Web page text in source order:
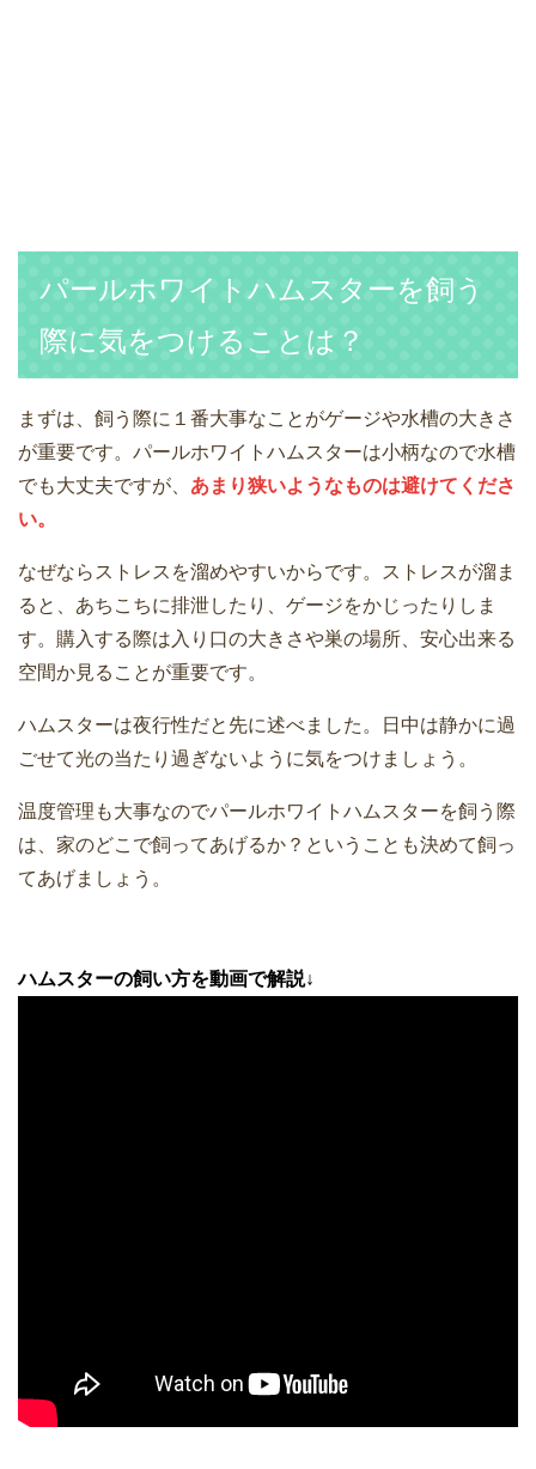
パールホワイトハムスターを飼う
際に気をつけることは？
まずは、飼う際に１番大事なことがゲージや水槽の大きさ
が重要です。パールホワイトハムスターは小柄なので水槽
でも大丈夫ですが、 あまり狭いようなものは避けてくださ
い。
なぜならストレスを溜めやすいからです。ストレスが溜ま
ると、あちこちに排泄したり、ゲージをかじったりしま
す。購入する際は入り口の大きさや巣の場所、安心出来る
空間か見ることが重要です。
ハムスターは夜行性だと先に述べました。日中は静かに過
ごせて光の当たり過ぎないように気をつけましょう。
温度管理も大事なのでパールホワイトハムスターを飼う際
は、家のどこで飼ってあげるか？ということも決めて飼っ
てあげましょう。
ハムスターの飼い方を動画で解説↓